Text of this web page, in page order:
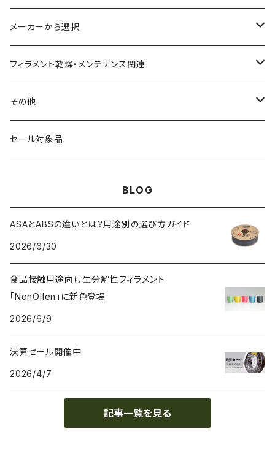
CA（セルロース アセテート）
CPE（コポリエステル）
HIPS（スチレン系樹脂）
HTPLA
PC（ポリカーボネート）
PCTG
PEEK（ポリエーテル・エーテルケトン）
導電性
磁性
絶縁性
静電気放電（ESD）
抗菌
耐衝撃性
お試し用少量サンプル
フィラメント径：1.75mm
フィラメント径：2.85mm
スプール単位
レジン（液体樹脂）
メーカーから選択
3D BROOKLYN
3DFuel
3DLAC
add:north
BASF
フィラメント乾燥・メンテナンス関連
フィラメント乾燥機
クリーニング
その他
交換用スプール
造形台用シート・フィルム
特殊加工
セール対象品
BLOG
ASAとABSの違いとは？用途別の選び方ガイド
2026/6/30
食品接触用途向け生分解性フィラメント
「NonOilen」に新色登場
2026/6/9
決算セール開催中
2026/4/7
記事一覧を見る